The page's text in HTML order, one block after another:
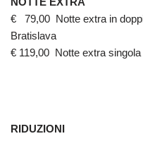
€ 79,00 Notte extra in
Bratislava
€ 119,00 Notte extra
RIDUZIONI